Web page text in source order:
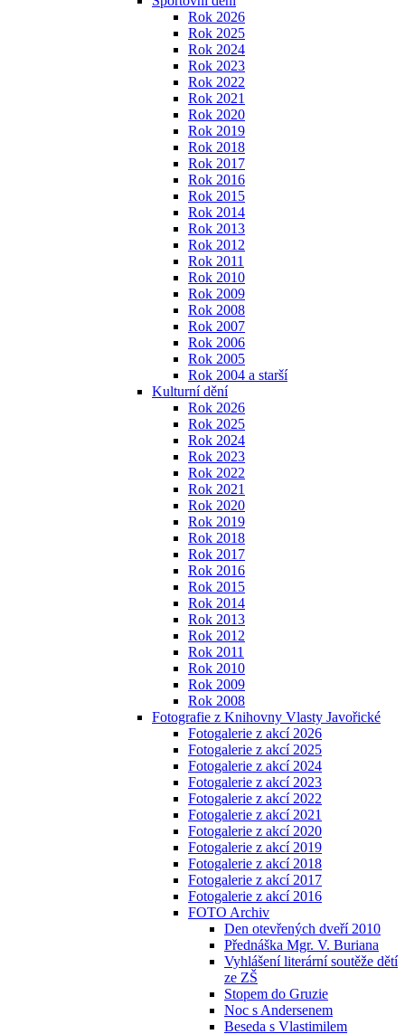
Rok 2026
Rok 2025
Rok 2024
Rok 2023
Rok 2022
Rok 2021
Rok 2020
Rok 2019
Rok 2018
Rok 2017
Rok 2016
Rok 2015
Rok 2014
Rok 2013
Rok 2012
Rok 2011
Rok 2010
Rok 2009
Rok 2008
Rok 2007
Rok 2006
Rok 2005
Rok 2004 a starší
Kulturní dění
Rok 2026
Rok 2025
Rok 2024
Rok 2023
Rok 2022
Rok 2021
Rok 2020
Rok 2019
Rok 2018
Rok 2017
Rok 2016
Rok 2015
Rok 2014
Rok 2013
Rok 2012
Rok 2011
Rok 2010
Rok 2009
Rok 2008
Fotografie z Knihovny Vlasty Javořické
Fotogalerie z akcí 2026
Fotogalerie z akcí 2025
Fotogalerie z akcí 2024
Fotogalerie z akcí 2023
Fotogalerie z akcí 2022
Fotogalerie z akcí 2021
Fotogalerie z akcí 2020
Fotogalerie z akcí 2019
Fotogalerie z akcí 2018
Fotogalerie z akcí 2017
Fotogalerie z akcí 2016
FOTO Archiv
Den otevřených dveří 2010
Přednáška Mgr. V. Buriana
Vyhlášení literární soutěže dětí
ze ZŠ
Stopem do Gruzie
Noc s Andersenem
Beseda s Vlastimilem